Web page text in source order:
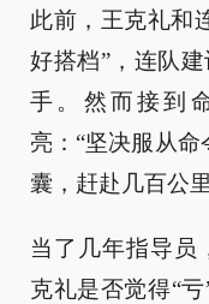
此前，王克礼和
好搭档”，连队
手。然而接到
亮：“坚决服从
囊，赶赴几百公
当了几年指导员
克礼是否觉得“